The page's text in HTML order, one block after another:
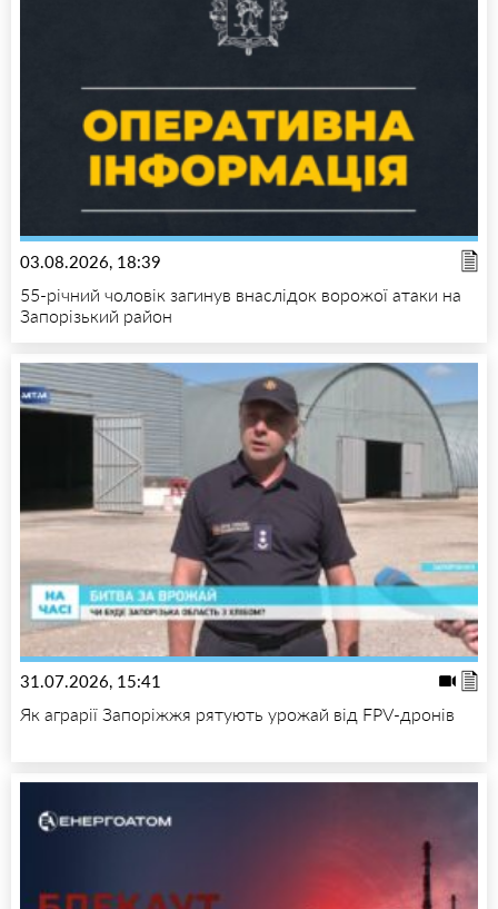
03.08.2026, 18:39
55-річний чоловік загинув внаслідок ворожої атаки на
Запорізький район
31.07.2026, 15:41
Як аграрії Запоріжжя рятують урожай від FPV-дронів